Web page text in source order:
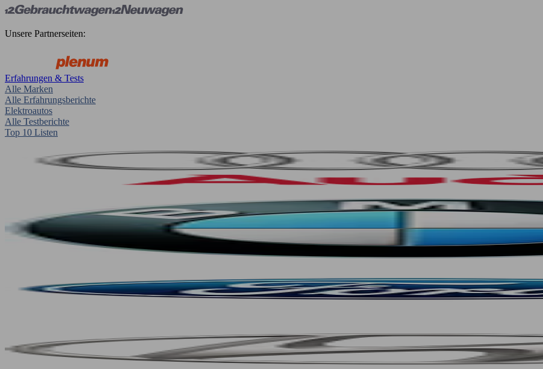
Unsere Partnerseiten:
Erfahrungen & Tests
Alle Marken
Alle Erfahrungsberichte
Elektroautos
Alle Testberichte
Top 10 Listen